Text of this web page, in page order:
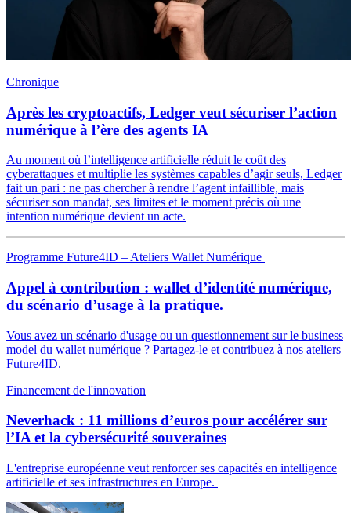
Chronique
Après les cryptoactifs, Ledger veut sécuriser l’action
numérique à l’ère des agents IA
Au moment où l’intelligence artificielle réduit le coût des
cyberattaques et multiplie les systèmes capables d’agir seuls, Ledger
fait un pari : ne pas chercher à rendre l’agent infaillible, mais
sécuriser son mandat, ses limites et le moment précis où une
intention numérique devient un acte.
Programme Future4ID – Ateliers Wallet Numérique
Appel à contribution : wallet d’identité numérique,
du scénario d’usage à la pratique.
Vous avez un scénario d'usage ou un questionnement sur le business
model du wallet numérique ? Partagez-le et contribuez à nos ateliers
Future4ID.
Financement de l'innovation
Neverhack : 11 millions d’euros pour accélérer sur
l’IA et la cybersécurité souveraines
L'entreprise européenne veut renforcer ses capacités en intelligence
artificielle et ses infrastructures en Europe.